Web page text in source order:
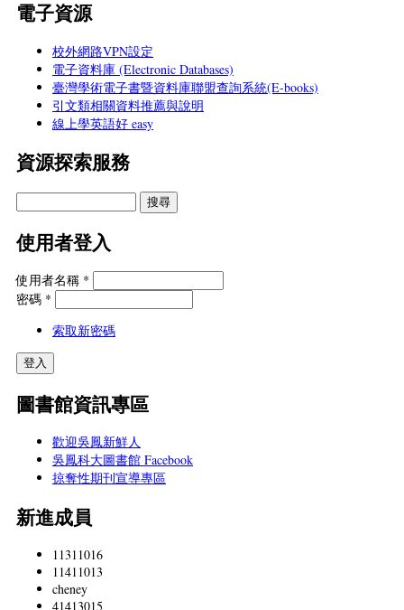
電子資源
校外網路VPN設定
電子資料庫 (Electronic Databases)
臺灣學術電子書暨資料庫聯盟查詢系統(E-books)
引文類相關資料推薦與說明
線上學英語好 easy
資源探索服務
使用者登入
使用者名稱 *
密碼 *
索取新密碼
圖書館資訊專區
歡迎吳鳳新鮮人
吳鳳科大圖書館 Facebook
掠奪性期刊宣導專區
新進成員
11311016
11411013
cheney
41413015